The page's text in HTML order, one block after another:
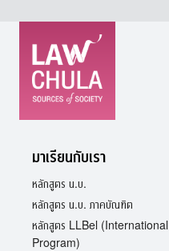
มาเรียนกับเรา
หลักสูตร น.บ.
หลักสูตร น.บ. ภาคบัณฑิต
หลักสูตร LLBel (International
Program)